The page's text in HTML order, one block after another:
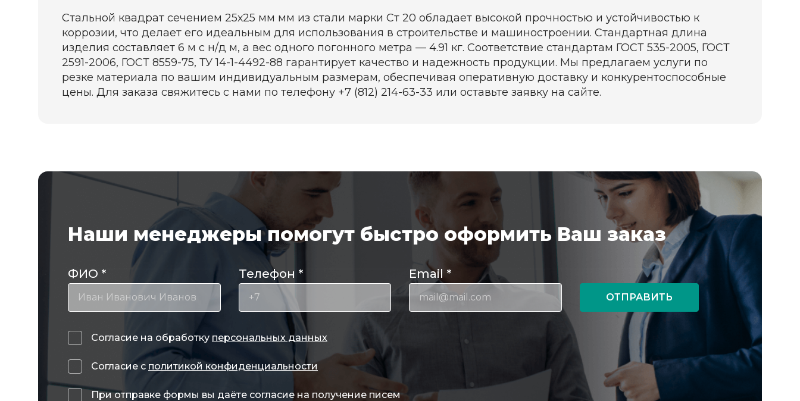
Стальной квадрат сечением 25х25 мм мм из стали марки Ст 20 обладает высокой прочностью и устойчивостью к
коррозии, что делает его идеальным для использования в строительстве и машиностроении. Стандартная длина
изделия составляет 6 м с н/д м, а вес одного погонного метра — 4.91 кг. Соответствие стандартам ГОСТ 535-2005, ГОСТ
2591-2006, ГОСТ 8559-75, ТУ 14-1-4492-88 гарантирует качество и надежность продукции. Мы предлагаем услуги по
резке материала по вашим индивидуальным размерам, обеспечивая оперативную доставку и конкурентоспособные
цены. Для заказа свяжитесь с нами по телефону +7 (812) 214-63-33 или оставьте заявку на сайте.
Наши менеджеры помогут быстро оформить Ваш заказ
ФИО * Телефон * Email *
ОТПРАВИТЬ
Согласие на обработку персональных данных
Согласие с политикой конфиденциальности
При отправке формы вы даёте согласие на получение писем